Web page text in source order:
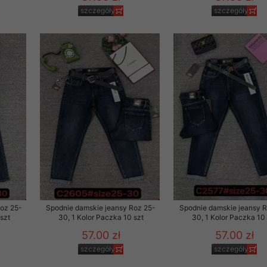
szczegóły szczegóły
25-
Spodnie damskie jeansy Roz 25-
30, 1 Kolor Paczka 10 szt
57.00 zł
szczegóły
Spodnie damskie jeansy
30, 1 Kolor Paczka 10
57.00 zł
szczegóły
zgodę. Dotyczy to w
i nowościach w
danych